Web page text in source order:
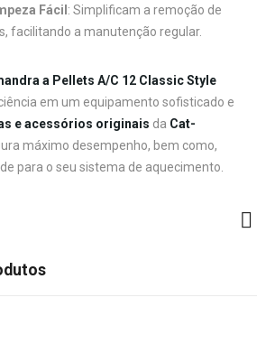
Fácil : Simplificam a remoção de
facilitando a manutenção regular.
a Pellets A/C 12 Classic Style
em um equipamento sofisticado e
e acessórios originais da Cat-
máximo desempenho, bem como,
para o seu sistema de aquecimento.